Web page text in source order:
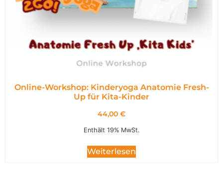
Online-Workshop: Kinderyoga Anatomie Fresh-
Up für Kita-Kinder
44,00 €
Enthält 19% MwSt.
Weiterlesen